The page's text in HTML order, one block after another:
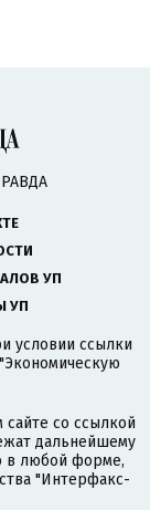
УП
УП
условии ссылки
со ссылкой
дальнейшему
в любой форме,
"Интерфакс-